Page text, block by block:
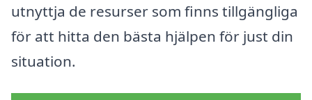
utnyttja de resurser som finns tillgängliga
för att hitta den bästa hjälpen för just din
situation.